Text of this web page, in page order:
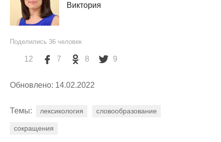
Виктория
Поделились 36 человек
12 7 8 9
Обновлено: 14.02.2022
Темы: лексикология словообразование
сокращения